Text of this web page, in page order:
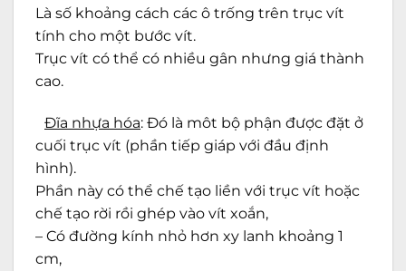
Là số khoảng cách các ô trống trên trục vít
tính cho một bước vít.
Trục vít có thể có nhiều gân nhưng giá thành
cao.
Đĩa nhựa hóa: Đó là môt bộ phận được đặt ở
cuối trục vít (phần tiếp giáp với đầu định
hình).
Phần này có thể chế tạo liền với trục vít hoặc
chế tạo rời rồi ghép vào vít xoắn,
– Có đường kính nhỏ hơn xy lanh khoảng 1
cm,